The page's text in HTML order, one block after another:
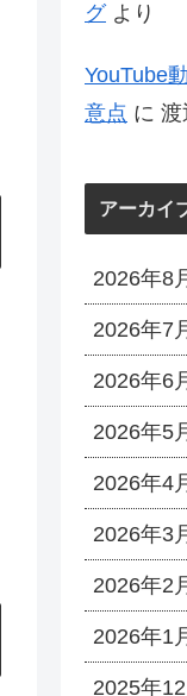
グより
YouTube
意点 に 渡
アーカイ
2026年8
2026年7
2026年6
2026年5
2026年4
2026年3
2026年2
2026年1
2025年12